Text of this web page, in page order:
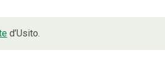
d’Usito.